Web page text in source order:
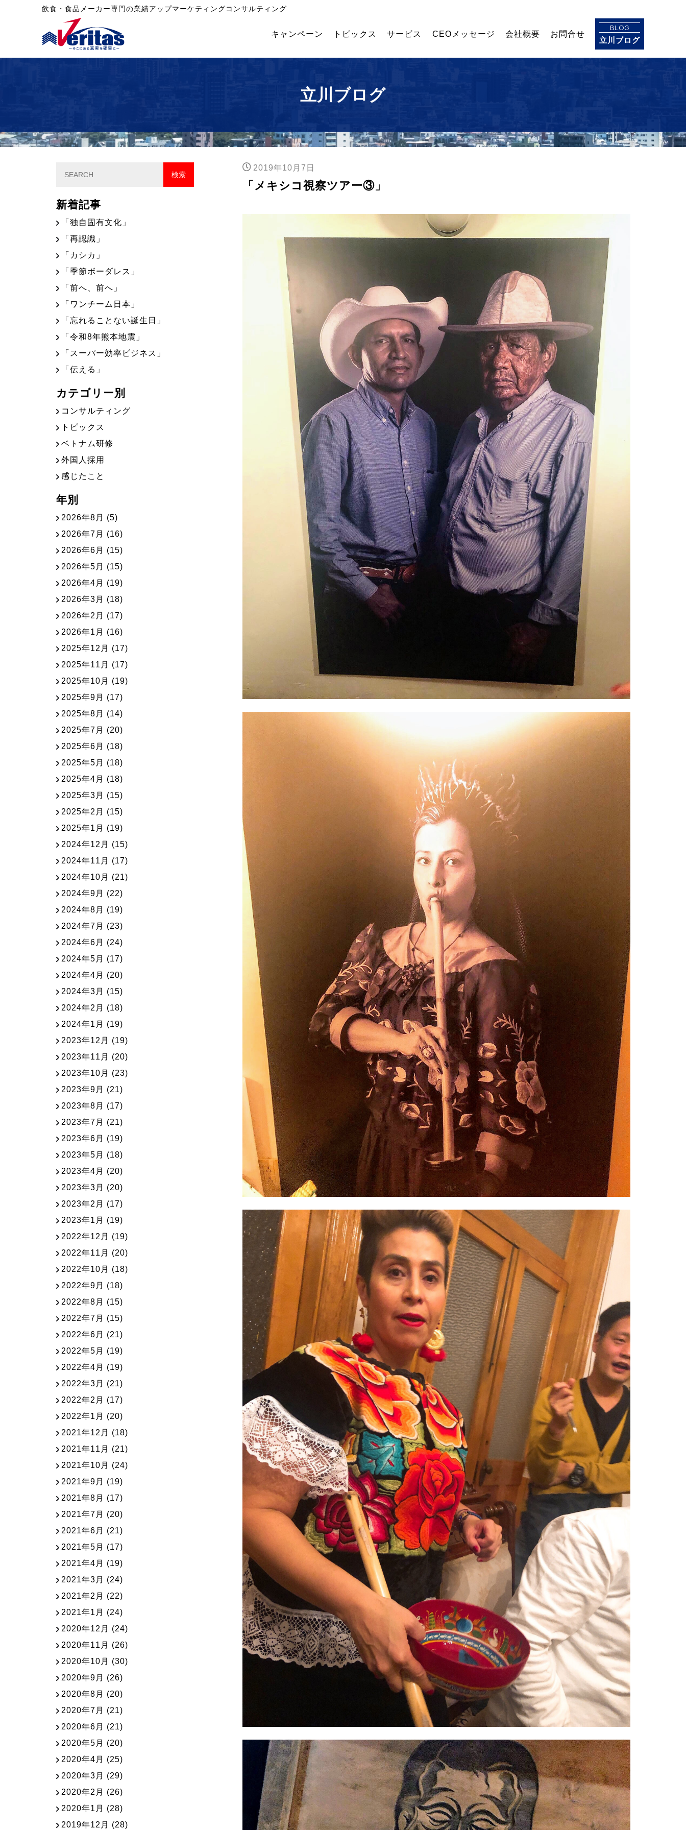
飲食・食品メーカー専門の業績アップマーケティングコンサルティング
キャンペーン トピックス
サービス
食・
ンサ
ルテ
人採
育成
CEOメッセージ 会社概要 お問合せ
BLOG
立川ブログ
立川ブログ
2019年10月7日
「メキシコ視察ツアー③」
新着記事
「独自固有文化」
「再認識」
「カシカ」
「季節ボーダレス」
「前へ、前へ」
「ワンチーム日本」
「忘れることない誕生日」
「令和8年熊本地震」
「スーパー効率ビジネス」
「伝える」
カテゴリー別
コンサルティング
トピックス
ベトナム研修
外国人採用
感じたこと
年別
2026年8月 (5)
2026年7月 (16)
2026年6月 (15)
2026年5月 (15)
2026年4月 (19)
2026年3月 (18)
2026年2月 (17)
2026年1月 (16)
2025年12月 (17)
2025年11月 (17)
2025年10月 (19)
2025年9月 (17)
2025年8月 (14)
2025年7月 (20)
2025年6月 (18)
2025年5月 (18)
2025年4月 (18)
2025年3月 (15)
2025年2月 (15)
2025年1月 (19)
2024年12月 (15)
2024年11月 (17)
2024年10月 (21)
2024年9月 (22)
2024年8月 (19)
2024年7月 (23)
2024年6月 (24)
2024年5月 (17)
2024年4月 (20)
2024年3月 (15)
2024年2月 (18)
2024年1月 (19)
2023年12月 (19)
2023年11月 (20)
2023年10月 (23)
2023年9月 (21)
2023年8月 (17)
2023年7月 (21)
2023年6月 (19)
2023年5月 (18)
2023年4月 (20)
2023年3月 (20)
2023年2月 (17)
2023年1月 (19)
2022年12月 (19)
2022年11月 (20)
2022年10月 (18)
2022年9月 (18)
2022年8月 (15)
2022年7月 (15)
2022年6月 (21)
2022年5月 (19)
2022年4月 (19)
2022年3月 (21)
2022年2月 (17)
2022年1月 (20)
2021年12月 (18)
2021年11月 (21)
2021年10月 (24)
2021年9月 (19)
2021年8月 (17)
2021年7月 (20)
2021年6月 (21)
2021年5月 (17)
2021年4月 (19)
2021年3月 (24)
2021年2月 (22)
2021年1月 (24)
2020年12月 (24)
2020年11月 (26)
2020年10月 (30)
2020年9月 (26)
2020年8月 (20)
2020年7月 (21)
2020年6月 (21)
2020年5月 (20)
2020年4月 (25)
2020年3月 (29)
2020年2月 (26)
2020年1月 (28)
2019年12月 (28)